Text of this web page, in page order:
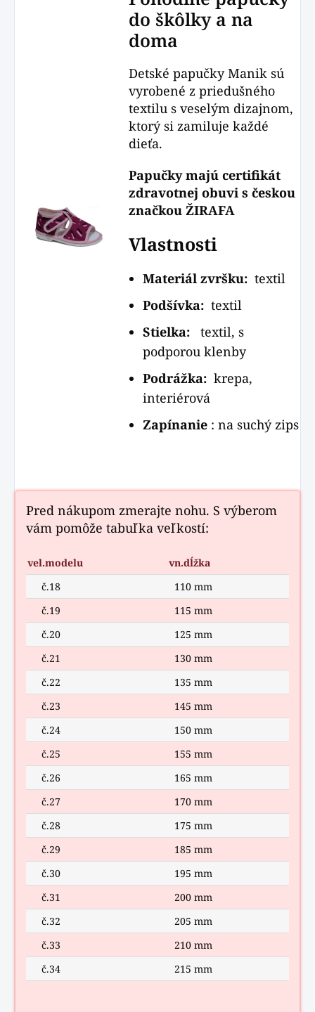
do škôlky a na
doma
Detské papučky Manik sú
vyrobené z priedušného
textilu s veselým dizajnom,
ktorý si zamiluje každé
dieťa.
Papučky majú certifikát
zdravotnej obuvi s českou
značkou ŽIRAFA
Vlastnosti
Materiál zvršku: textil
Podšívka: textil
Stielka:
textil, s
podporou klenby
Podrážka: krepa,
interiérová
Zapínanie : na suchý zips
Pred nákupom zmerajte nohu. S výberom
vám pomôže tabuľka veľkostí:
vel.modelu
vn.dĺžka
č.18
110 mm
č.19
115 mm
č.20
125 mm
č.21
130 mm
č.22
135 mm
č.23
145 mm
č.24
150 mm
č.25
155 mm
č.26
165 mm
č.27
170 mm
č.28
175 mm
č.29
185 mm
č.30
195 mm
č.31
200 mm
č.32
205 mm
č.33
210 mm
č.34
215 mm